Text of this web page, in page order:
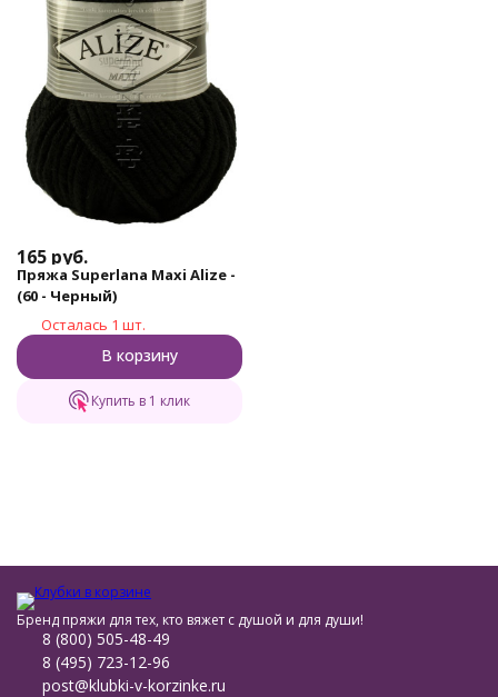
165 руб.
Пряжа Superlana Maxi Alize -
(60 - Черный)
Осталась 1 шт.
В корзину
Купить в 1 клик
Бренд пряжи для тех, кто вяжет с душой и для души!
8 (800) 505-48-49
8 (495) 723-12-96
post@klubki-v-korzinke.ru